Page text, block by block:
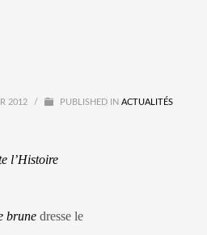
2012 / PUBLISHED IN ACTUALITÉS
l’Histoire
brune dresse le